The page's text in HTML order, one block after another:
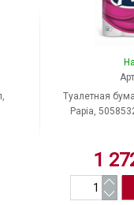
Туалетная
Papia,
1